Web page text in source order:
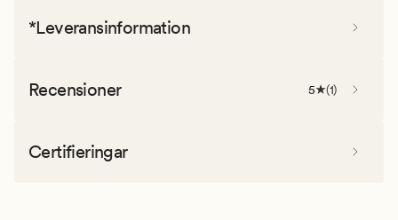
*Leveransinformation
Recensioner 5 (1)
Certifieringar